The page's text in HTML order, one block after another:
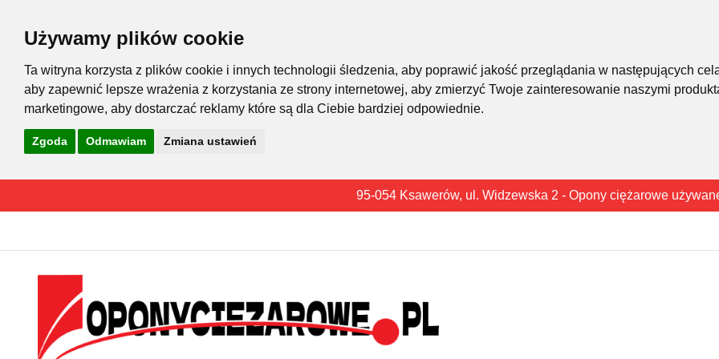
Używamy plików cookie
Ta witryna korzysta z plików cookie i innych technologii śledzenia, aby poprawić jakość przeglądania w następujących
aby zapewnić lepsze wrażenia z korzystania ze strony internetowej, aby zmierzyć Twoje zainteresowanie naszymi
marketingowe, aby dostarczać reklamy które są dla Ciebie bardziej odpowiednie.
Zgoda Odmawiam Zmiana ustawień
95-054 Ksawerów, ul. Widzewska 2 - Opony ciężarowe
treści